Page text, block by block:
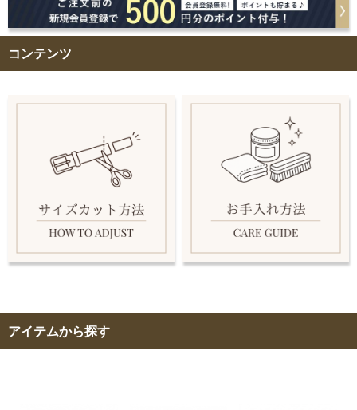
コンテンツ
アイテムから探す